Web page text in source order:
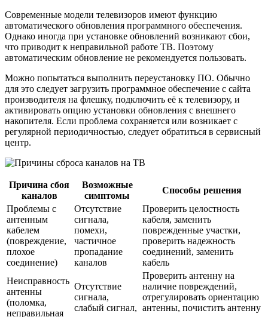
Современные модели телевизоров имеют функцию
автоматического обновления программного обеспечения.
Однако иногда при установке обновлений возникают сбои,
что приводит к неправильной работе ТВ. Поэтому
автоматическим обновление не рекомендуется пользовать.
Можно попытаться выполнить переустановку ПО. Обычно
для это следует загрузить программное обеспечение с сайта
производителя на флешку, подключить её к телевизору, и
активировать опцию установки обновления с внешнего
накопителя. Если проблема сохраняется или возникает с
регулярной периодичностью, следует обратиться в сервисный
центр.
Причина сбоя
каналов
Возможные
симптомы
Способы решения
Проблемы с
антенным
кабелем
(повреждение,
плохое
соединение)
Отсутствие
сигнала,
помехи,
частичное
пропадание
каналов
Проверить целостность
кабеля, заменить
поврежденные участки,
проверить надежность
соединений, заменить
кабель
Неисправность
антенны
(поломка,
неправильная
Отсутствие
сигнала,
слабый сигнал,
Проверить антенну на
наличие повреждений,
отрегулировать ориентацию
антенны, почистить антенну